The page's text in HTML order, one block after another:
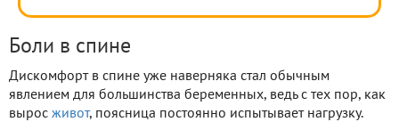
Боли в спине
Дискомфорт в спине уже наверняка стал обычным
явлением для большинства беременных, ведь с тех пор, как
вырос живот, поясница постоянно испытывает нагрузку.